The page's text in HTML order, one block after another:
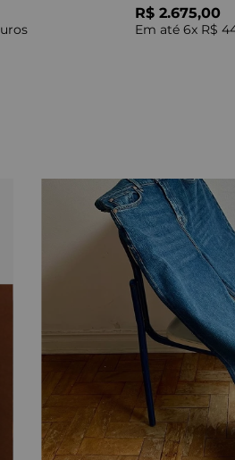
R$ 2.675,00
Em até 6x R$